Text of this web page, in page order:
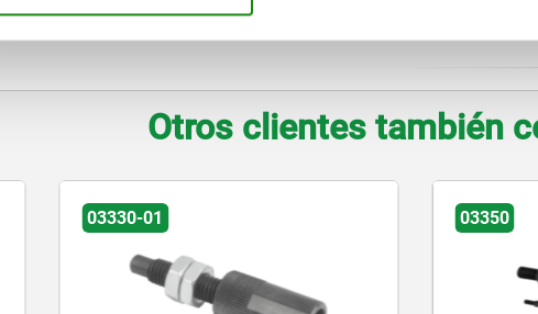
INDICACIÓN
Otros clientes también
03350 03351